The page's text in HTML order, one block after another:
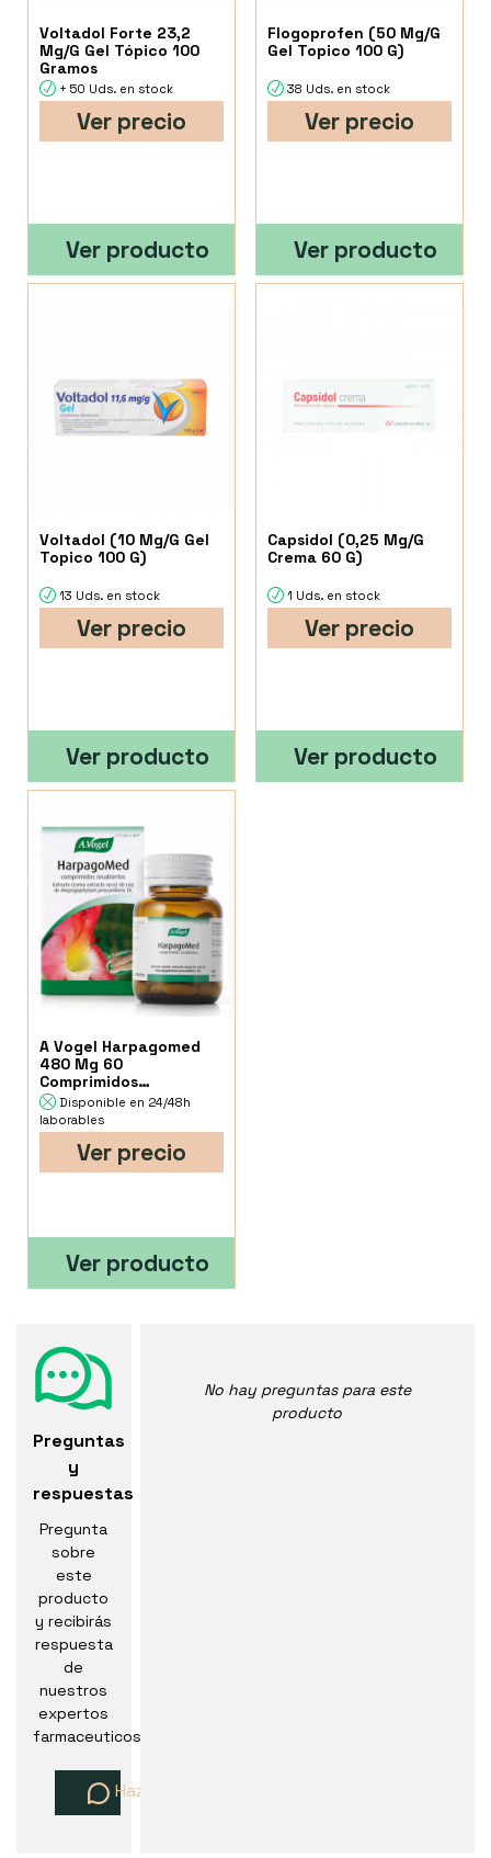
Voltadol Forte 23,2
Mg/G Gel Tópico 100
Gramos
+ 50 Uds. en stock
Ver precio
Ver producto
Flogoprofen (50 Mg/G
Gel Topico 100 G)
38 Uds. en stock
Ver precio
Ver producto
Voltadol (10 Mg/G Gel
Topico 100 G)
13 Uds. en stock
Ver precio
Ver producto
Capsidol (0,25 Mg/G
Crema 60 G)
1 Uds. en stock
Ver precio
Ver producto
A Vogel Harpagomed
480 Mg 60
Comprimidos
Recubiertos
Disponible en 24/48h
laborables
Ver precio
Ver producto
Preguntas
y
respuestas
Pregunta
sobre
este
producto
y recibirás
respuesta
de
nuestros
expertos
farmaceuticos
Haz una pregunta
No hay preguntas para este
producto